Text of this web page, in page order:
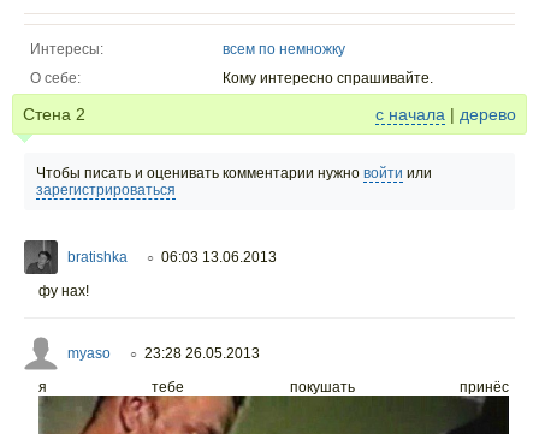
Интересы:
всем по немножку
О себе:
Кому интересно спрашивайте.
Стена 2 с начала | дерево
Чтобы писать и оценивать комментарии нужно войти или
зарегистрироваться
bratishka ○ 06:03 13.06.2013
фу нах!
myaso ○ 23:28 26.05.2013
я тебе покушать принёс